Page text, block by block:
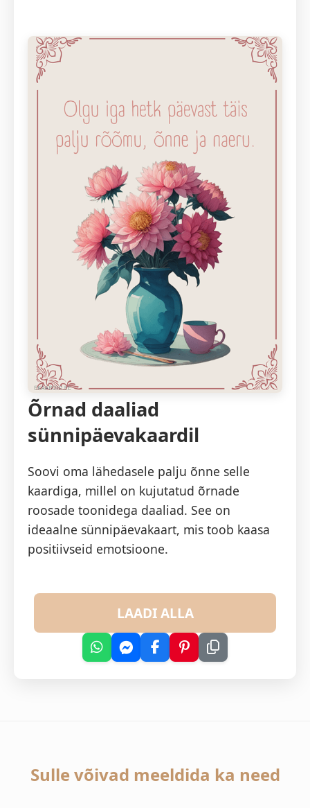
Õrnad daaliad
sünnipäevakaardil
Soovi oma lähedasele palju õnne selle
kaardiga, millel on kujutatud õrnade
roosade toonidega daaliad. See on
ideaalne sünnipäevakaart, mis toob kaasa
positiivseid emotsioone.
LAADI ALLA
Sulle võivad meeldida ka need